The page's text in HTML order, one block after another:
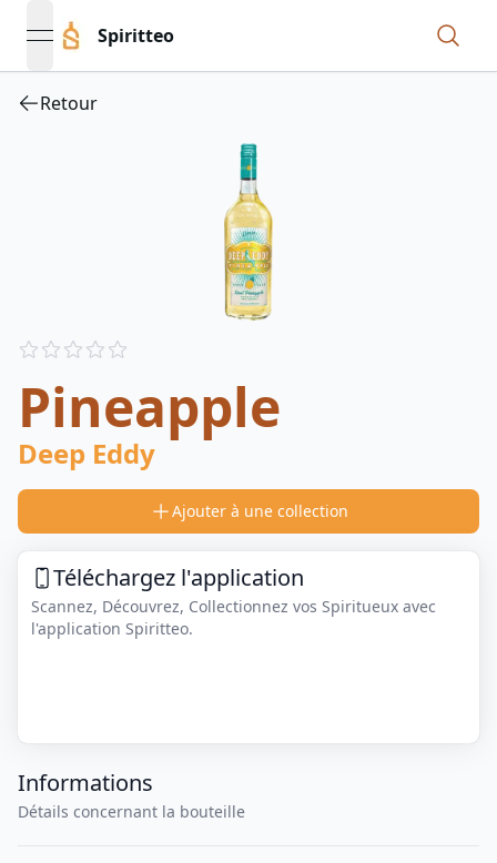
open navigation menu
Spiritteo
Retour
Reviews
Pineapple
Deep Eddy
Ajouter à une collection
Téléchargez l'application
Scannez, Découvrez, Collectionnez vos Spiritueux avec
l'application Spiritteo.
Informations
Détails concernant la bouteille